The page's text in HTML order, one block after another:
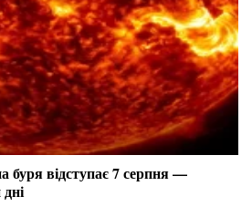
буря відступає 7 серпня —